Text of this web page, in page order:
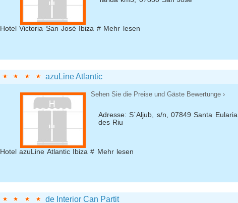
Hotel Victoria San José Ibiza # Mehr lesen
azuLine Atlantic
Sehen Sie die Preise und Gäste Bewertunge ›
Adresse: S´Aljub, s/n, 07849 Santa Eularia
des Riu
Hotel azuLine Atlantic Ibiza # Mehr lesen
de Interior Can Partit